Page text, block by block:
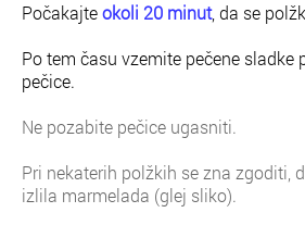
Počakajteokoli 20 minut, da se
Po tem času vzemite pečene sladke
pečice.
Ne pozabite pečice ugasniti.
Pri nekaterih polžkih se zna zgoditi,
izlila marmelada (glej sliko).